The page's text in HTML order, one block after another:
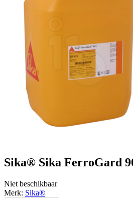
Sika® Sika FerroGard
Niet beschikbaar
Merk: Sika®